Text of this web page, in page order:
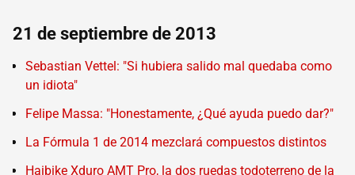
21 de septiembre de 2013
Sebastian Vettel: "Si hubiera salido mal quedaba como
un idiota"
Felipe Massa: "Honestamente, ¿Qué ayuda puedo dar?"
La Fórmula 1 de 2014 mezclará compuestos distintos
Haibike Xduro AMT Pro, la dos ruedas todoterreno de la